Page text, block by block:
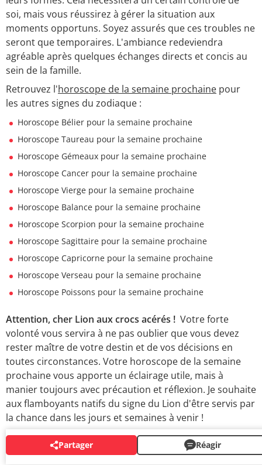
soi, mais vous réussirez à gérer la situation aux
moments opportuns. Soyez assurés que ces troubles ne
seront que temporaires. L'ambiance redeviendra
agréable après quelques échanges directs et concis au
sein de la famille.
Retrouvez l'horoscope de la semaine prochaine pour
les autres signes du zodiaque :
Horoscope Bélier pour la semaine prochaine
Horoscope Taureau pour la semaine prochaine
Horoscope Gémeaux pour la semaine prochaine
Horoscope Cancer pour la semaine prochaine
Horoscope Vierge pour la semaine prochaine
Horoscope Balance pour la semaine prochaine
Horoscope Scorpion pour la semaine prochaine
Horoscope Sagittaire pour la semaine prochaine
Horoscope Capricorne pour la semaine prochaine
Horoscope Verseau pour la semaine prochaine
Horoscope Poissons pour la semaine prochaine
Attention, cher Lion aux crocs acérés ! Votre forte
volonté vous servira à ne pas oublier que vous devez
rester maître de votre destin et de vos décisions en
toutes circonstances. Votre horoscope de la semaine
prochaine vous apporte un éclairage utile, mais à
manier toujours avec précaution et réflexion. Je souhaite
aux flamboyants natifs du signe du Lion d'être servis par
la chance dans les jours et semaines à venir !
Partager Réagir
AUTOUR DU MÊME SUJET